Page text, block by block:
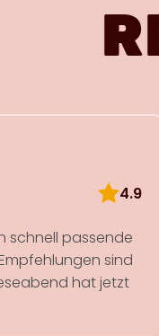
4.9
schnell passende
sind
hat jetzt